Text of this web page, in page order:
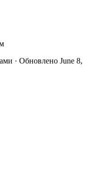
· Обновлено June 8,